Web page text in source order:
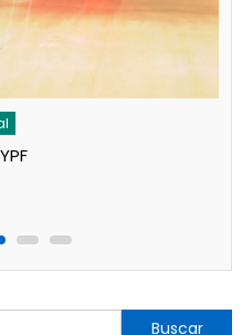
terminó con